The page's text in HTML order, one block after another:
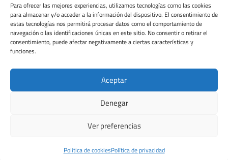
Para ofrecer las mejores experiencias, utilizamos tecnologías como las cookies
para almacenar y/o acceder a la información del dispositivo. El consentimiento de
estas tecnologías nos permitirá procesar datos como el comportamiento de
navegación o las identificaciones únicas en este sitio. No consentir o retirar el
consentimiento, puede afectar negativamente a ciertas características y
funciones.
Aceptar
Denegar
Ver preferencias
Política de cookiesPolítica de privacidad